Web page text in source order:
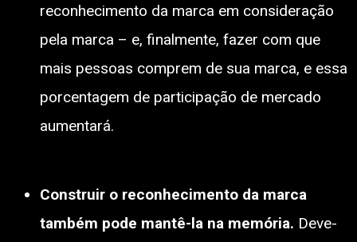
reconhecimento da marca em consideração
pela marca – e, finalmente, fazer com que
mais pessoas comprem de sua marca, e essa
porcentagem de participação de mercado
aumentará.
Construir o reconhecimento da marca
também pode mantê-la na memória. Deve-